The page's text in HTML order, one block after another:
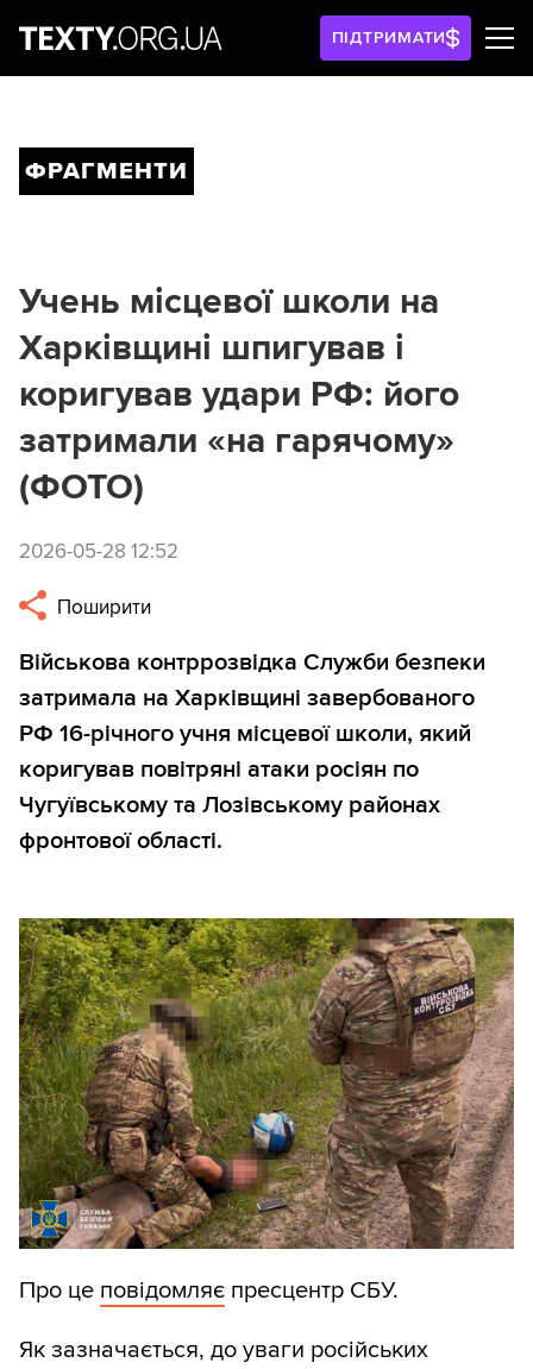
ПІДТРИМАТИ
ФРАГМЕНТИ
Учень місцевої школи на
Харківщині шпигував і
коригував удари РФ: його
затримали «на гарячому»
(ФОТО)
2026-05-28 12:52
Поширити
Військова контррозвідка Служби безпеки
затримала на Харківщині завербованого
РФ 16-річного учня місцевої школи, який
коригував повітряні атаки росіян по
Чугуївському та Лозівському районах
фронтової області.
Про це повідомляє пресцентр СБУ.
Як зазначається, до уваги російських